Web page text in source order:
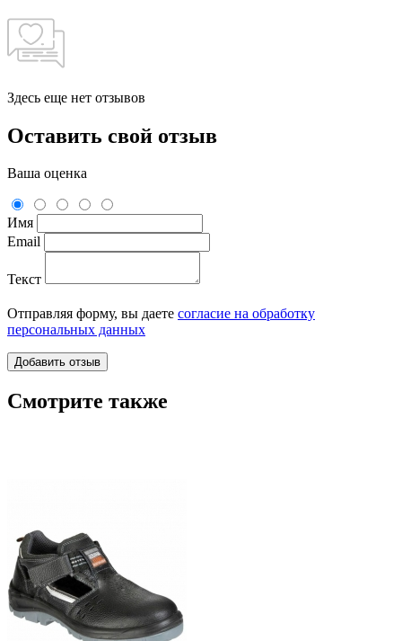
Здесь еще нет отзывов
Оставить свой отзыв
Ваша оценка
Имя
Email
Текст
Отправляя форму, вы даете согласие на обработку
персональных данных
Смотрите также